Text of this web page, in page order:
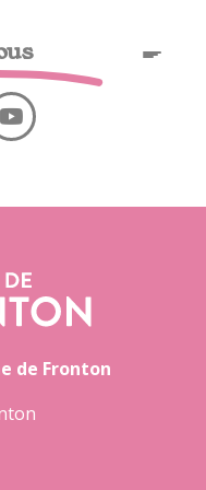
de Fronton